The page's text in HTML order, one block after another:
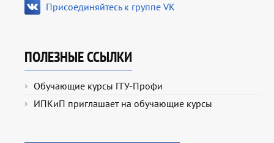
Присоединяйтесь к группе VK
ПОЛЕЗНЫЕ ССЫЛКИ
Обучающие курсы ГГУ-Профи
ИПКиП приглашает на обучающие курсы